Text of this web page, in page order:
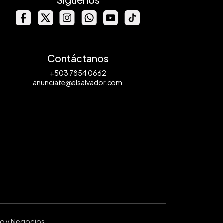
Contáctanos
+503 7854 0662
anunciate@elsalvador.com
y Negocios